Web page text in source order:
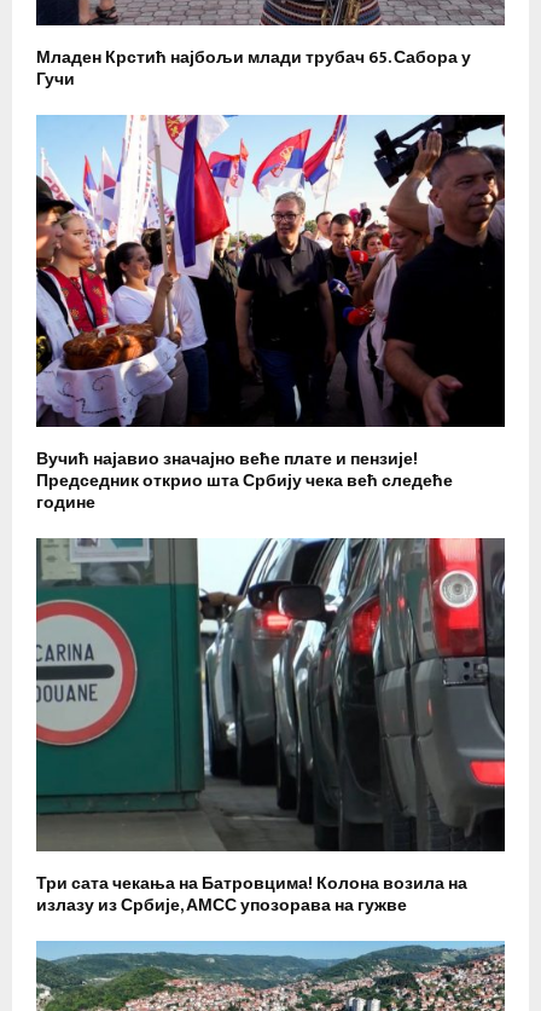
Младен Крстић најбољи млади трубач 65. Сабора у
Гучи
Вучић најавио значајно веће плате и пензије!
Председник открио шта Србију чека већ следеће
године
Три сата чекања на Батровцима! Колона возила на
излазу из Србије, АМСС упозорава на гужве